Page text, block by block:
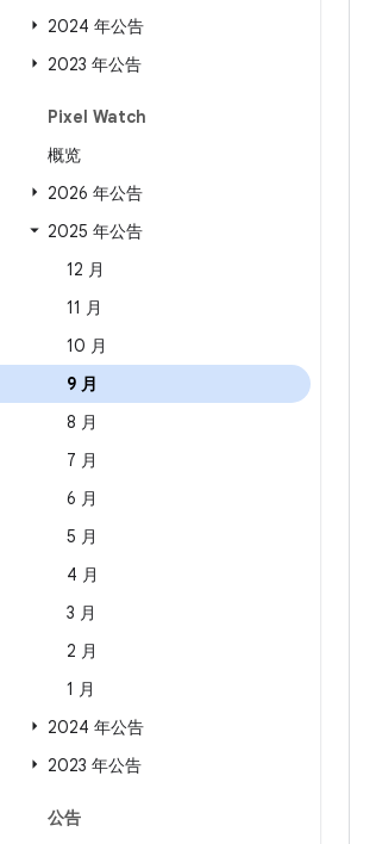
2024 年公告
2023 年公告
Pixel Watch
概览
2026 年公告
2025 年公告
12 月
11 月
10 月
9 月
8 月
7 月
6 月
5 月
4 月
3 月
2 月
1 月
2024 年公告
2023 年公告
公告